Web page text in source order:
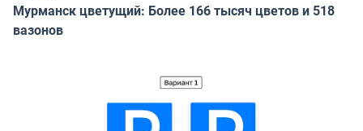
Мурманск цветущий: Более 166 тысяч цветов и 518
вазонов